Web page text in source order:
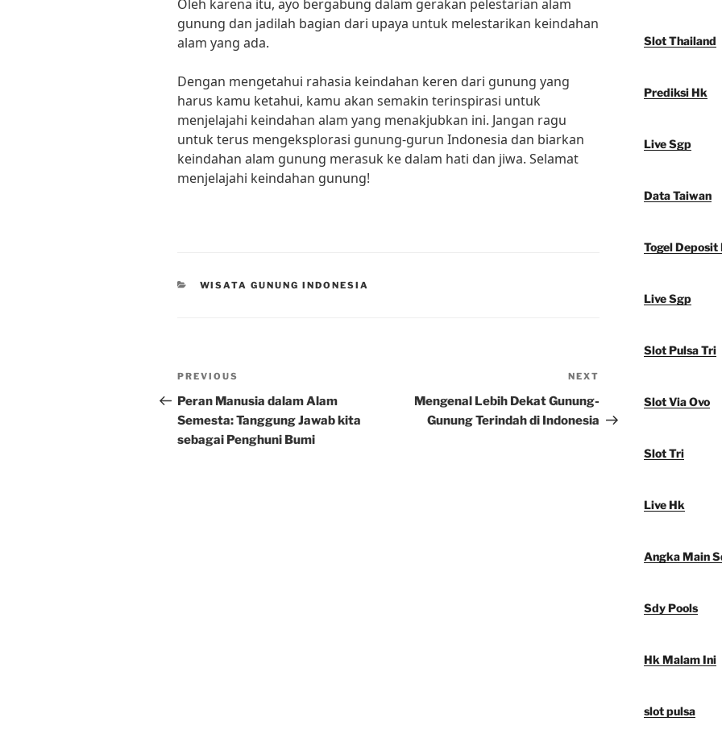
Oleh karena itu, ayo bergabung dalam gerakan pelestarian alam
gunung dan jadilah bagian dari upaya untuk melestarikan keindahan
alam yang ada.
Dengan mengetahui rahasia keindahan keren dari gunung yang
harus kamu ketahui, kamu akan semakin terinspirasi untuk
menjelajahi keindahan alam yang menakjubkan ini. Jangan ragu
untuk terus mengeksplorasi gunung-gurun Indonesia dan biarkan
keindahan alam gunung merasuk ke dalam hati dan jiwa. Selamat
menjelajahi keindahan gunung!
CATEGORIES
WISATA GUNUNG INDONESIA
Post
navigation
Previous
Post
PREVIOUS
Peran Manusia dalam Alam
Semesta: Tanggung Jawab kita
sebagai Penghuni Bumi
NEXT
Mengenal Lebih Dekat Gunung-
Gunung Terindah di Indonesia
Slot Thailand
Prediksi Hk
Live Sgp
Data Taiwan
Togel Deposit
Live Sgp
Slot Pulsa Tri
Slot Via Ovo
Slot Tri
Live Hk
Angka Main
Sdy Pools
Hk Malam Ini
slot pulsa